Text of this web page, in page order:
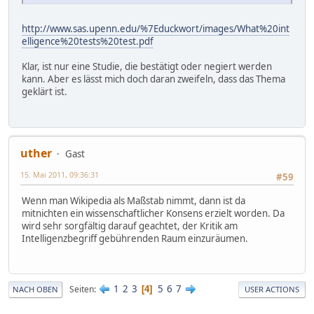
http://www.sas.upenn.edu/%7Educkwort/images/What%20int
elligence%20tests%20test.pdf
Klar, ist nur eine Studie, die bestätigt oder negiert werden
kann. Aber es lässt mich doch daran zweifeln, dass das Thema
geklärt ist.
uther
Gast
#59
15. Mai 2011, 09:36:31
Wenn man Wikipedia als Maßstab nimmt, dann ist da
mitnichten ein wissenschaftlicher Konsens erzielt worden. Da
wird sehr sorgfältig darauf geachtet, der Kritik am
Intelligenzbegriff gebührenden Raum einzuräumen.
NACH OBEN Seiten 1 2 3 4 5 6 7 USER ACTIONS